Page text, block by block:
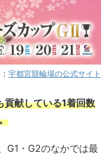
宇都宮競輪場の公式サイト
貢献している1着回数
G1・G2のなかでは最